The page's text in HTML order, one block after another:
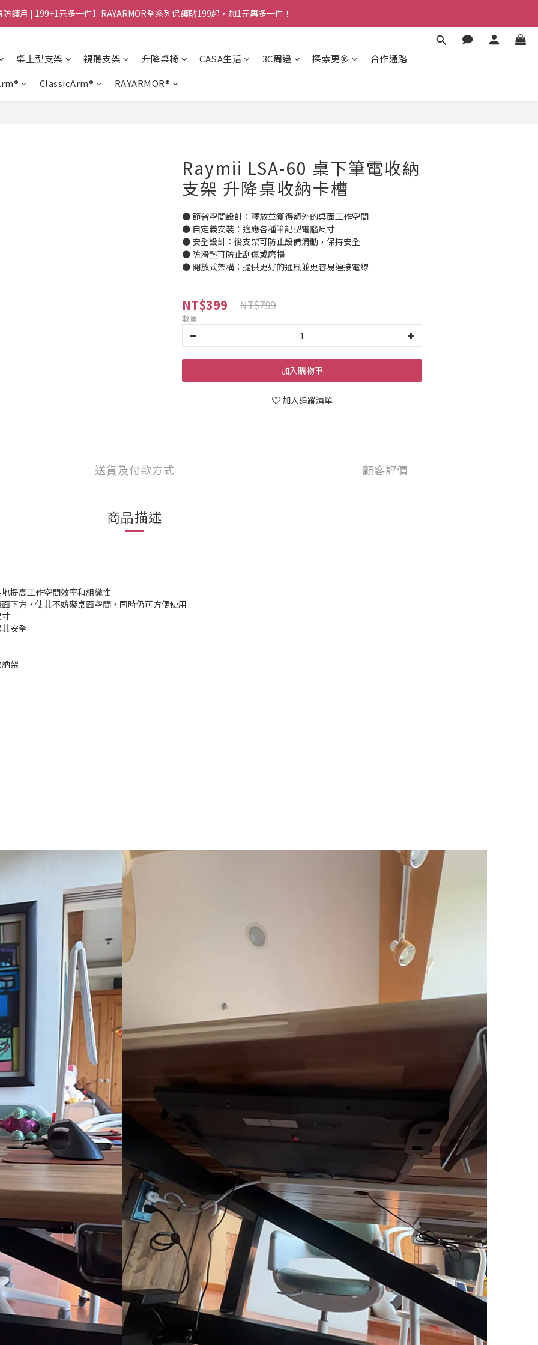
護月 | 199+1元多一件】RAYARMOR全系列保護貼199起，加1元再多一件！
桌上型支架 視聽支架 升降桌椅 CASA生活 3C周邊 探索更多
合作通路
ClassicArm® RAYARMOR®
Raymii LSA-60 桌下筆電收納
支架 升降桌收納卡槽
● 節省空間設計：釋放並獲得額外的桌面工作空間
● 自定義安裝：適應各種筆記型電腦尺寸
● 安全設計：後支架可防止設備滑動，保持安全
● 防滑墊可防止刮傷或磨損
● 開放式架構：提供更好的通風並更容易連接電線
NT$399 NT$799
數量
加入購物車
加入追蹤清單
送貨及付款方式 顧客評價
商品描述
提高工作空間效率和組織性
下方，使其不妨礙桌面空間，同時仍可方便使用
安全
架